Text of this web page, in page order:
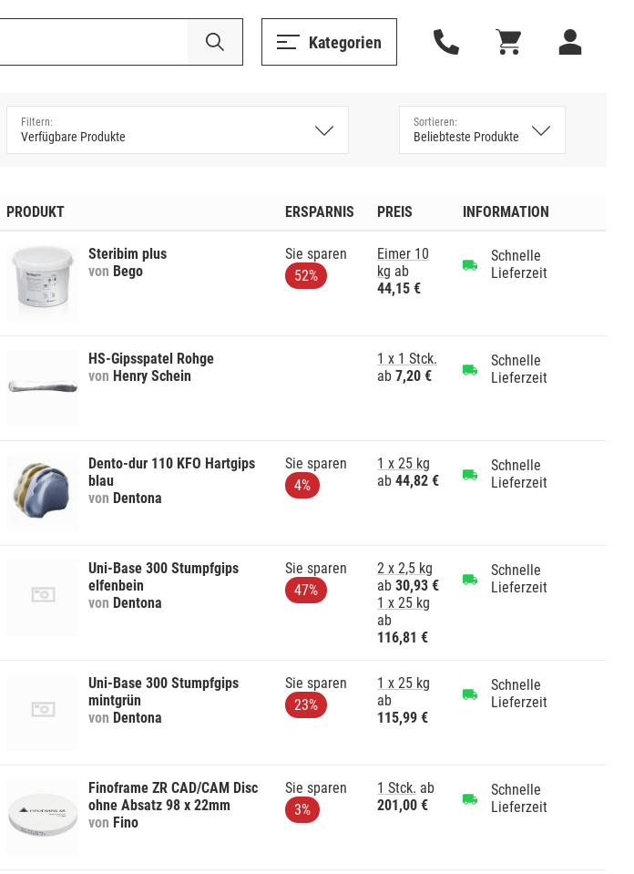
Kategorien
PRODUKT ERSPARNIS PREIS INFORMATION
Steribim plus
von Bego
Sie sparen
52%
Eimer 10
kg ab
44,15 €
Schnelle
Lieferzeit
HS-Gipsspatel Rohge
von Henry Schein
1 x 1 Stck.
ab 7,20 €
Schnelle
Lieferzeit
Dento-dur 110 KFO Hartgips
blau
von Dentona
Sie sparen
4%
1 x 25 kg
ab 44,82 €
Schnelle
Lieferzeit
Uni-Base 300 Stumpfgips
elfenbein
von Dentona
Sie sparen
47%
2 x 2,5 kg
ab 30,93 €
1 x 25 kg
ab
116,81 €
Schnelle
Lieferzeit
Uni-Base 300 Stumpfgips
mintgrün
von Dentona
Sie sparen
23%
1 x 25 kg
ab
115,99 €
Schnelle
Lieferzeit
Finoframe ZR CAD/CAM Disc
ohne Absatz 98 x 22mm
von Fino
Sie sparen
3%
1 Stck. ab
201,00 €
Schnelle
Lieferzeit